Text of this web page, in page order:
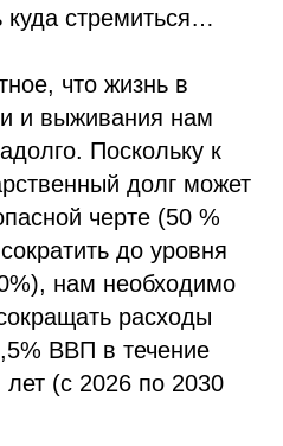
куда стремиться…
что жизнь в
и выживания нам
Поскольку к
долг может
черте (50 %
до уровня
нам необходимо
расходы
ВВП в течение
(с 2026 по 2030